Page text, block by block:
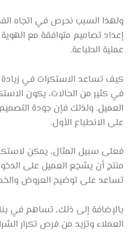
ولهذا السبب نحرص في اتجاه
إعداد تصاميم متوافقة مع
عملية الطباعة.
كيف تساعد الاستكرات في زيادة
في كثير من الحالات، يكون
العميل. ولذلك فإن جودة
على الانطباع الأول.
فعلى سبيل المثال، يمكن
منتج أن يشجع العميل على
تساعد على توضيح العروض
بالإضافة إلى ذلك، تساهم في
العملاء وتزيد من فرص تكرار